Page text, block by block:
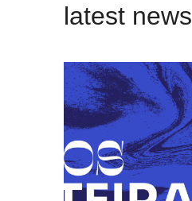
latest news